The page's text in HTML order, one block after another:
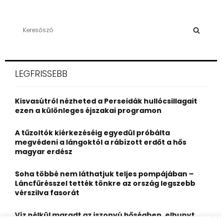
h
o
r
LEGFRISSEBB
Kisvasútról nézheted a Perseidák hullócsillagait
ezen a különleges éjszakai programon
A tűzoltók kiérkezéséig egyedül próbálta
megvédeni a lángoktól a rábízott erdőt a hős
magyar erdész
Soha többé nem láthatjuk teljes pompájában –
Láncfűrésszel tették tönkre az ország legszebb
vérszilva fasorát
Víz nélkül maradt az iszonyú hőségben, elhunyt